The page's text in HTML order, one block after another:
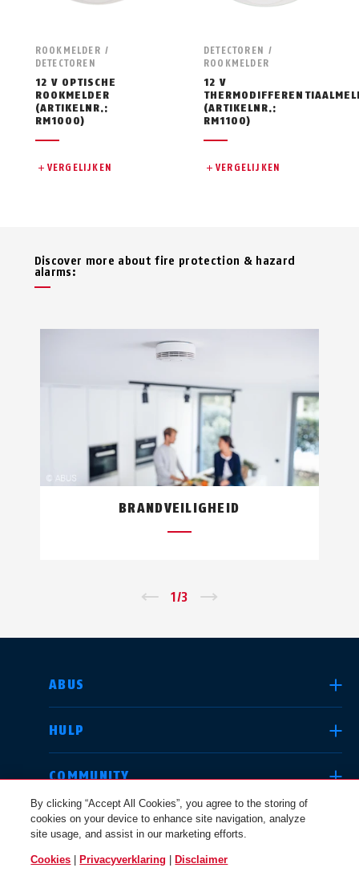
ROOKMELDER /
DETECTOREN
12 V OPTISCHE
ROOKMELDER
(ARTIKELNR.:
RM1000)
VERGELIJKEN
DETECTOREN /
ROOKMELDER
12 V
(ARTIKELNR.:
RM1100)
VERGELIJKEN
Discover more about fire protection & hazard
alarms:
BRANDVEILIGHEID
1/3
ABUS
HULP
COMMUNITY
JURIDISCHE KWESTIES
LAND SELECTEREN
Deutschland
By clicking “Accept All Cookies”, you agree to the storing of
cookies on your device to enhance site navigation, analyze
site usage, and assist in our marketing efforts.
Cookies Privacyverklaring Disclaimer